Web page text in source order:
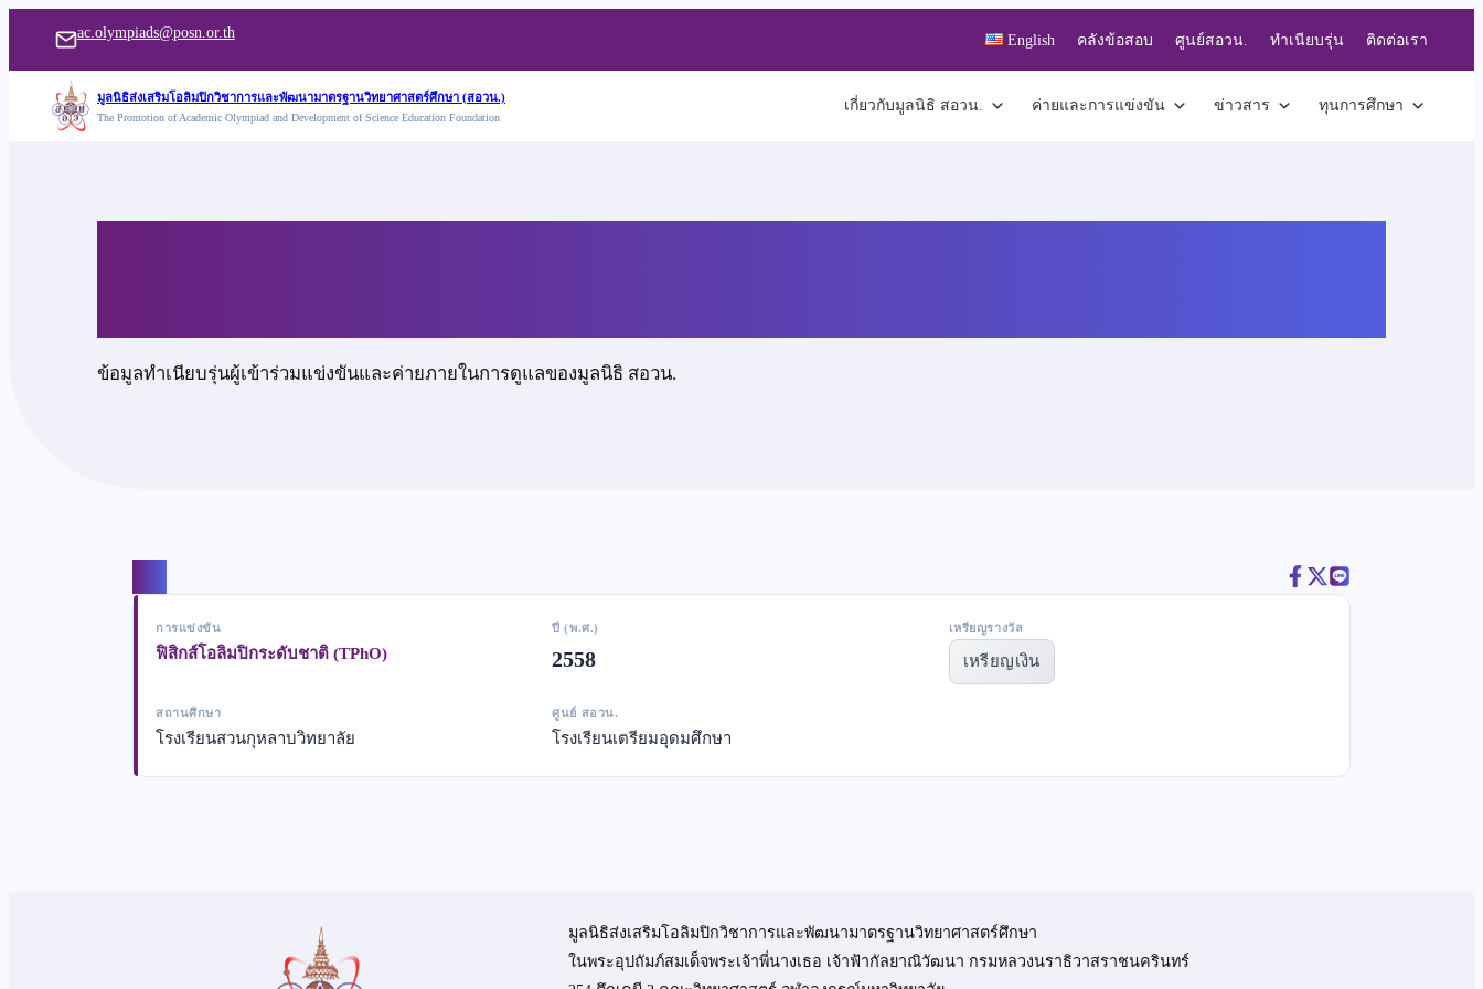
เนื้อหา
ac.olympiads@posn.or.th English คลังข้อสอบ ศูนย์สอวน. ทำเนียบรุ่น ติดต่อเรา
มูลนิธิส่งเสริมโอลิมปิกวิชาการและพัฒนามาตรฐานวิทยาศาสตร์ศึกษา (สอวน.)
The Promotion of Academic Olympiad and Development of Science Education Foundation
เกี่ยวกับมูลนิธิ สอวน. ค่ายและการแข่งขัน ข่าวสาร ทุนการศึกษา
ข้อมูลทำเนียบรุ่นผู้เข้าร่วมแข่งขันและค่ายภายในการดูแลของมูลนิธิ สอวน.
การแข่งขัน
ฟิสิกส์โอลิมปิกระดับชาติ (TPhO)
ปี (พ.ศ.)
2558
เหรียญรางวัล
เหรียญเงิน
สถานศึกษา
โรงเรียนสวนกุหลาบวิทยาลัย
ศูนย์ สอวน.
โรงเรียนเตรียมอุดมศึกษา
มูลนิธิส่งเสริมโอลิมปิกวิชาการและพัฒนามาตรฐานวิทยาศาสตร์ศึกษา
ในพระอุปถัมภ์สมเด็จพระเจ้าพี่นางเธอ เจ้าฟ้ากัลยาณิวัฒนา กรมหลวงนราธิวาสราชนครินทร์